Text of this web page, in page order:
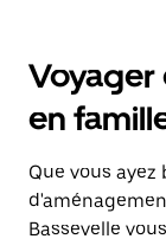
Voyager
en
Que vous ayez
Bassevelle